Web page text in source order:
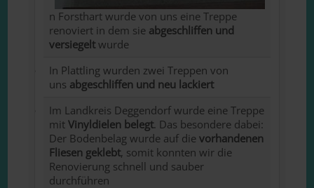
n Forsthart wurde von uns eine Treppe
renoviert in dem sie abgeschliffen und
versiegelt wurde
In Plattling wurden zwei Treppen von
uns abgeschliffen und neu lackiert
Im Landkreis Deggendorf wurde eine Treppe
mitVinyldielen belegt. Das besondere dabei:
Der Bodenbelag wurde auf dievorhandenen
Fliesen geklebt, somit konnten wir die
Renovierung schnell und sauber
durchführen